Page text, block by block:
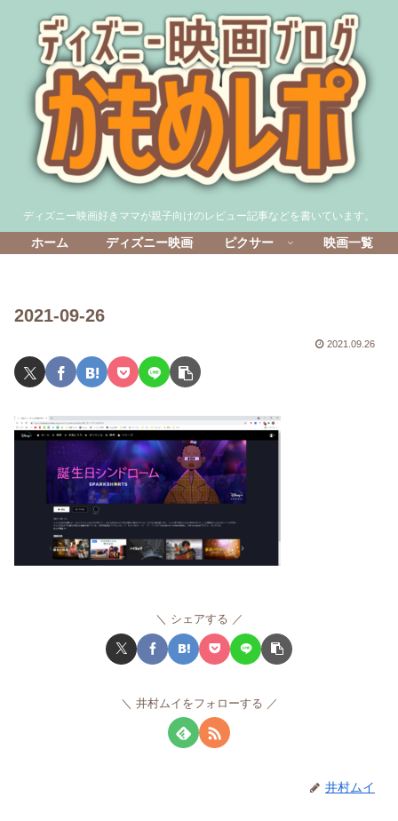
ディズニー映画好きママが親子向けのレビュー記事などを書いています。
ホーム ディズニー映画 ピクサー 映画一覧
2021-09-26
2021.09.26
シェアする
井村ムイをフォローする
井村ムイ